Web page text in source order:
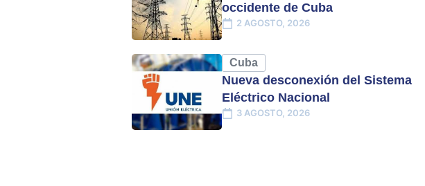
occidente de Cuba
2 AGOSTO, 2026
Cuba
Nueva desconexión del Sistema
Eléctrico Nacional
3 AGOSTO, 2026